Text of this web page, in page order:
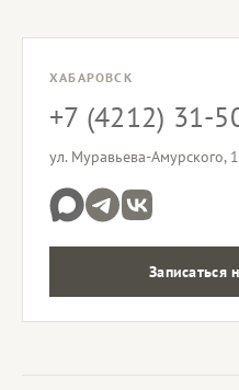
ХАБАРОВСК
+7 (4212) 31-
ул. Муравьева-Амурского,
Записаться